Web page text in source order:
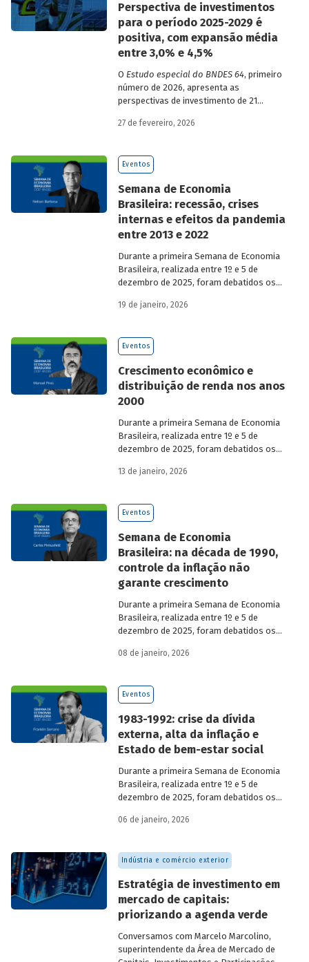
Perspectiva de investimentos
para o período 2025-2029 é
positiva, com expansão média
entre 3,0% e 4,5%
O Estudo especial do BNDES 64, primeiro
número de 2026, apresenta as
perspectivas de investimento de 21
período de 2025 a 2029.
27 de fevereiro, 2026
Eventos
Semana de Economia
Brasileira: recessão, crises
internas e efeitos da pandemia
entre 2013 e 2022
Durante a primeira Semana de Economia
Brasileira, realizada entre 1º e 5 de
dezembro de 2025, foram debatidos os
economia do país nos últimos 40 anos,
economistas renomados.
19 de janeiro, 2026
Eventos
Crescimento econômico e
distribuição de renda nos anos
2000
Durante a primeira Semana de Economia
Brasileira, realizada entre 1º e 5 de
dezembro de 2025, foram debatidos os
economia do país nos últimos 40 anos,
economistas renomados.
13 de janeiro, 2026
Eventos
Semana de Economia
Brasileira: na década de 1990,
controle da inflação não
garante crescimento
Durante a primeira Semana de Economia
Brasileira, realizada entre 1º e 5 de
dezembro de 2025, foram debatidos os
economia do país nos últimos 40 anos,
economistas renomados.
08 de janeiro, 2026
Eventos
1983-1992: crise da dívida
externa, alta da inflação e
Estado de bem-estar social
Durante a primeira Semana de Economia
Brasileira, realizada entre 1º e 5 de
dezembro de 2025, foram debatidos os
economia do país nos últimos 40 anos,
economistas renomados.
06 de janeiro, 2026
Indústria e comércio exterior
Estratégia de investimento em
mercado de capitais:
priorizando a agenda verde
Conversamos com Marcelo Marcolino,
superintendente da Área de Mercado de